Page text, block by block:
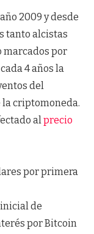
2009 y desde
tanto alcistas
marcados por
4 años la
del
la criptomoneda.
alprecio
por primera
de
por Bitcoin